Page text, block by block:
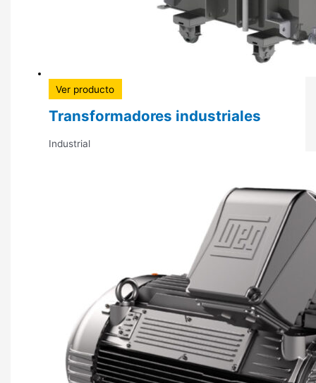
Ver producto
Transformadores industriales
Industrial